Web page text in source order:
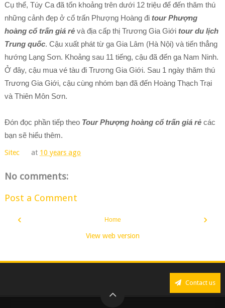
Cụ thể, Túy Ca đã tốn khoảng trên dưới 12 triệu để đến thăm thú
những cảnh đẹp ở cổ trấn Phượng Hoàng đi tour Phượng
hoàng cổ trấn giá rẻvà địa cấp thị Trương Gia Giới tour du lịch
Trung quốc. Cậu xuất phát từ ga Gia Lâm (Hà Nội) và tiến thẳng
hướng Lạng Sơn. Khoảng sau 11 tiếng, cậu đã đến ga Nam Ninh.
Ở đây, cậu mua vé tàu đi Trương Gia Giới. Sau 1 ngày thăm thú
Trương Gia Giới, cậu cùng nhóm bạn đã đến Hoàng Thạch Trại
và Thiên Môn Sơn.
Đón đọc phần tiếp theo Tour Phượng hoàng cổ trấn giá rẻcác
bạn sẽ hiểu thêm.
Sitec at 10 years ago
No comments:
Post a Comment
‹ ›
Home
View web version
Contact us